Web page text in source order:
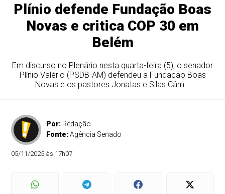
Plínio defende Fundação Boas
Novas e critica COP 30 em
Belém
Em discurso no Plenário nesta quarta-feira (5), o senador
Plínio Valério (PSDB-AM) defendeu a Fundação Boas
Novas e os pastores Jonatas e Silas Câm...
Por: Redação
Fonte:Agência Senado
05/11/2025 às 17h07